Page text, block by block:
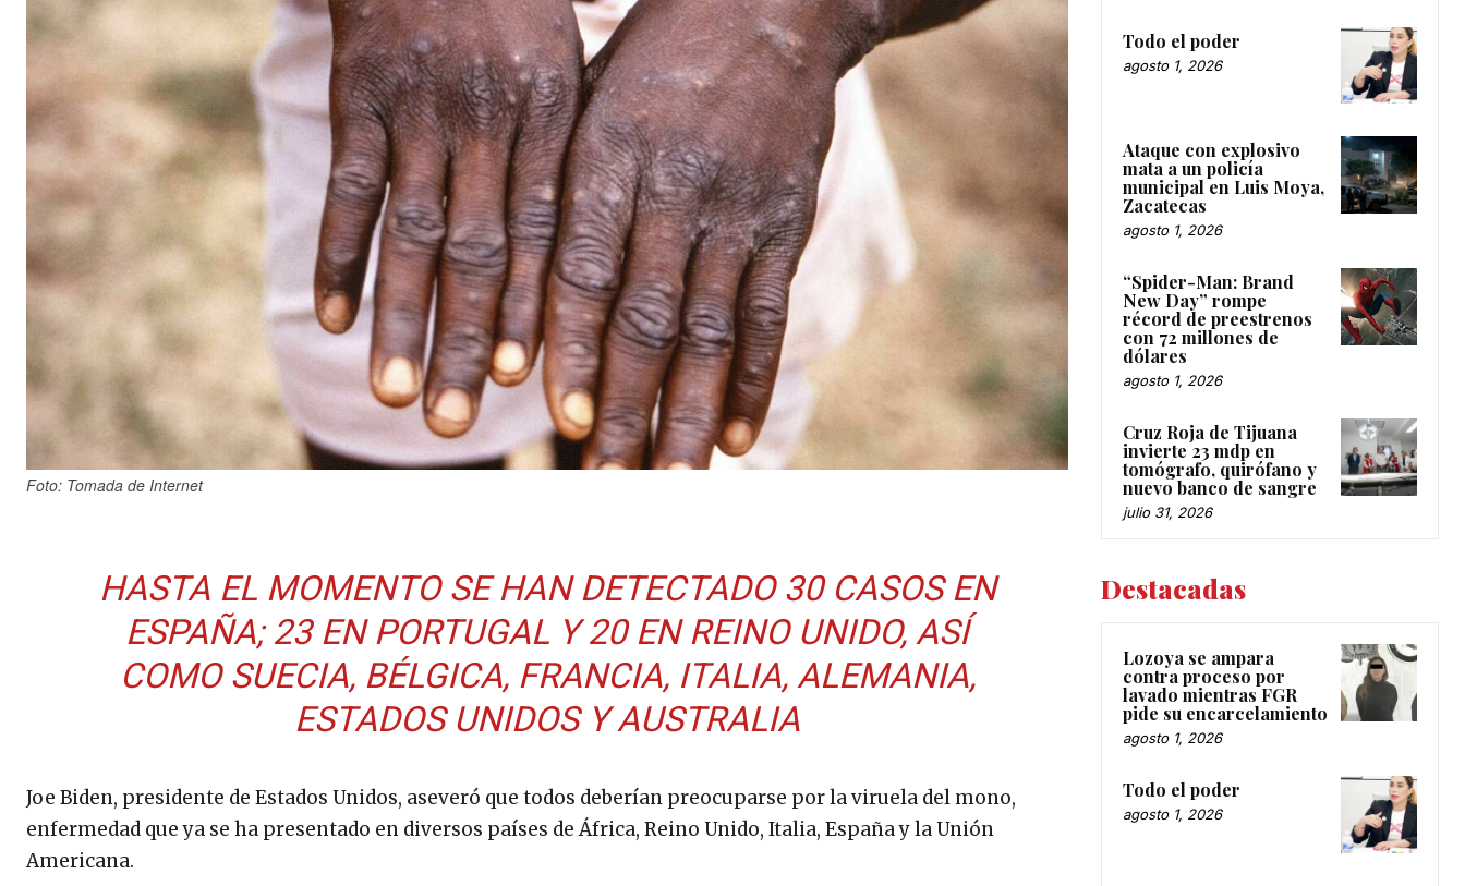
Foto: Tomada de Internet
HASTA EL MOMENTO SE HAN DETECTADO 30 CASOS EN
ESPAÑA; 23 EN PORTUGAL Y 20 EN REINO UNIDO, ASÍ
COMO SUECIA, BÉLGICA, FRANCIA, ITALIA, ALEMANIA,
ESTADOS UNIDOS Y AUSTRALIA
Joe Biden, presidente de Estados Unidos, aseveró que todos deberían preocuparse por la viruela del mono,
enfermedad que ya se ha presentado en diversos países de África, Reino Unido, Italia, España y la Unión
Americana.
Todo el poder
agosto 1, 2026
Ataque con explosivo
mata a un policía
municipal en Luis Moya,
Zacatecas
agosto 1, 2026
“Spider-Man: Brand
New Day” rompe
récord de preestrenos
con 72 millones de
dólares
agosto 1, 2026
Cruz Roja de Tijuana
invierte 23 mdp en
tomógrafo, quirófano y
nuevo banco de sangre
julio 31, 2026
Destacadas
Lozoya se ampara
contra proceso por
lavado mientras FGR
pide su encarcelamiento
agosto 1, 2026
Todo el poder
agosto 1, 2026